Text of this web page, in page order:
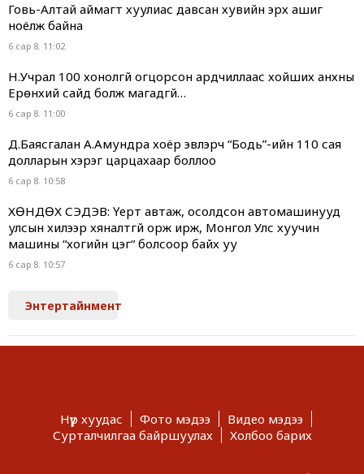
Говь-Алтай аймагт хуулиас давсан хувийн эрх ашиг
ноёлж байна
6 сар 8. 11:02
Н.Учрал 100 хонолгүй огцорсон ардчиллаас хойших анхны
Ерөнхий сайд болж магадгүй…
6 сар 8. 11:00
Д.Баясгалан А.Амундра хоёр эвлэрч “Бодь”-ийн 110 сая
долларын хэрэг царцахаар боллоо
6 сар 8. 10:58
ХӨНДӨХ СЭДЭВ: Үерт автаж, осолдсон автомашинууд
улсын хилээр хяналтгүй орж ирж, Монгол Улс хуучин
машины “хогийн цэг“ болсоор байх уу
6 сар 8. 10:57
Энтертайнмент
Нүүр хуудас Фото мэдээ
Видео мэдээ
Сурталчилгаа байршуулах
Холбоо барих